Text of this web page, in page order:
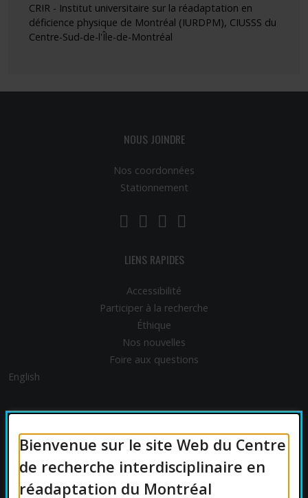
Bienvenue sur le site Web du Centre
de recherche interdisciplinaire en
réadaptation du Montréal
CRIR - Institut universitaire sur la réadaptation en
déficience physique de Montréal (IURDPM), CIUSSS du
Centre-Sud-de-l'Île-de-Montréal
NOUS JOINDRE
Nos coordonnées
Stationnement
LinkedIn
YouTube
Twitter
LIENS RAPIDES
Accessibilité
Participer à la recherche
Éthique
Nos nouvelles
Foire aux questions
English